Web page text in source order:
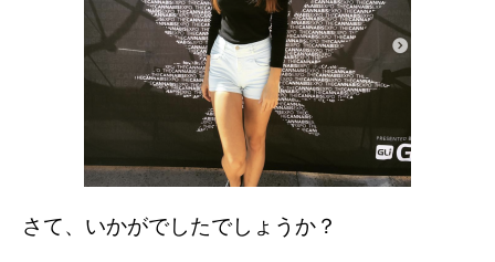
さて、いかがでしたでしょうか？